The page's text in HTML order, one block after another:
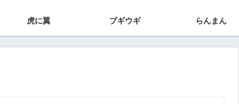
虎に翼 ブギウギ らんまん